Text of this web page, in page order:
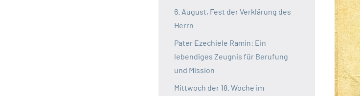
6. August, Fest der Verklärung des
Herrn
Pater Ezechiele Ramin: Ein
lebendiges Zeugnis für Berufung
und Mission
Mittwoch der 18. Woche im